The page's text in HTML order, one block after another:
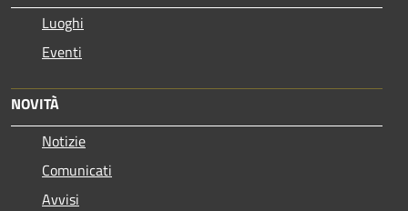
Luoghi
Eventi
NOVITÀ
Notizie
Comunicati
Avvisi